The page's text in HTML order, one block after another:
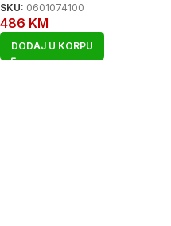
SKU: 0601074100
486 KM
DODAJ U KORPU